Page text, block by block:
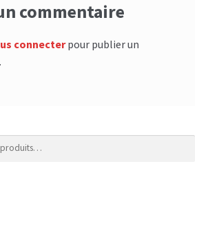
commentaire
connecterpour publier un